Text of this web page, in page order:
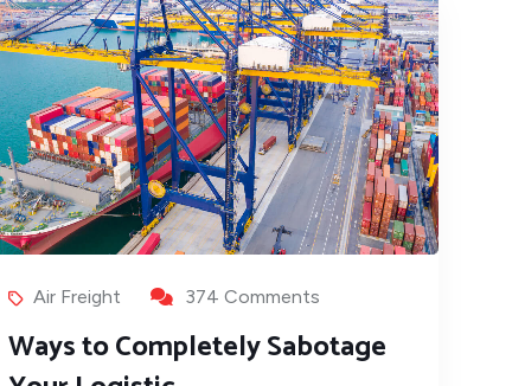
Air Freight 374 Comments
Ways to Completely Sabotage